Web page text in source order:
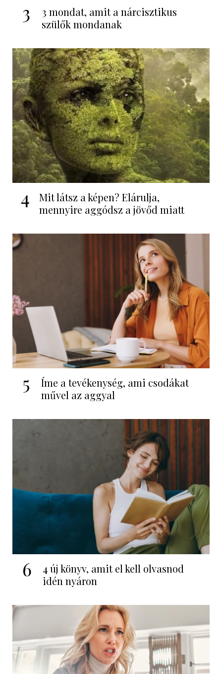
3
3 mondat, amit a nárcisztikus
szülők mondanak
4
Mit látsz a képen? Elárulja,
mennyire aggódsz a jövőd miatt
5
Íme a tevékenység, ami csodákat
művel az aggyal
6
4 új könyv, amit el kell olvasnod
idén nyáron